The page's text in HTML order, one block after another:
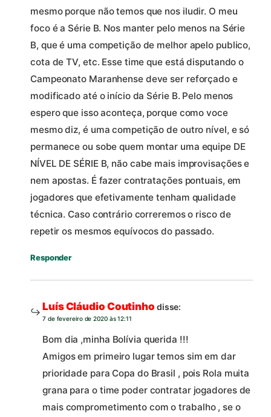
mesmo porque não temos que nos iludir. O meu
foco é a Série B. Nos manter pelo menos na Série
B, que é uma competição de melhor apelo publico,
cota de TV, etc. Esse time que está disputando o
Campeonato Maranhense deve ser reforçado e
modificado até o início da Série B. Pelo menos
espero que isso aconteça, porque como voce
mesmo diz, é uma competição de outro nível, e só
permanece ou sobe quem montar uma equipe DE
NÍVEL DE SÉRIE B, não cabe mais improvisações e
nem apostas. É fazer contratações pontuais, em
jogadores que efetivamente tenham qualidade
técnica. Caso contrário correremos o risco de
repetir os mesmos equívocos do passado.
Responder
Luís Cláudio Coutinho disse:
7 de fevereiro de 2020 às 12:11
Bom dia ,minha Bolívia querida !!!
Amigos em primeiro lugar temos sim em dar
prioridade para Copa do Brasil , pois Rola muita
grana para o time poder contratar jogadores de
mais comprometimento com o trabalho , se o